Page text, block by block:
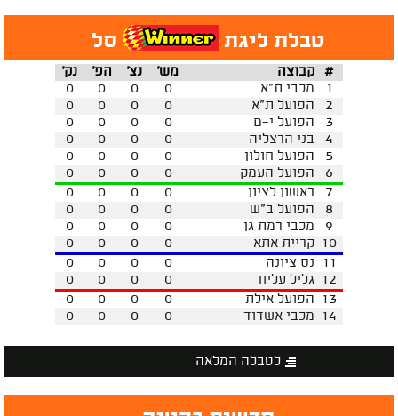
טבלת ליגת סל
נק' הפ' נצ' מש' קבוצה
#
0
0 0 0 מכבי ת"א
1
0
0 0 0 הפועל ת"א
2
0
0 0 0 הפועל י-ם
3
0
0 0 0 בני הרצליה
4
0
0 0 0 הפועל חולון
5
0
0 0 0 הפועל העמק
6
0
0 0 0 ראשון לציון
7
0
0 0 0 הפועל ב"ש
8
0
0 0 0 מכבי רמת גן
9
0
0 0 0 קריית אתא 10
0
0 0 0 נס ציונה
11
0
0 0 0 גליל עליון 12
0
0 0 0 הפועל אילת
13
0
0 0 0 מכבי אשדוד 14
לטבלה המלאה